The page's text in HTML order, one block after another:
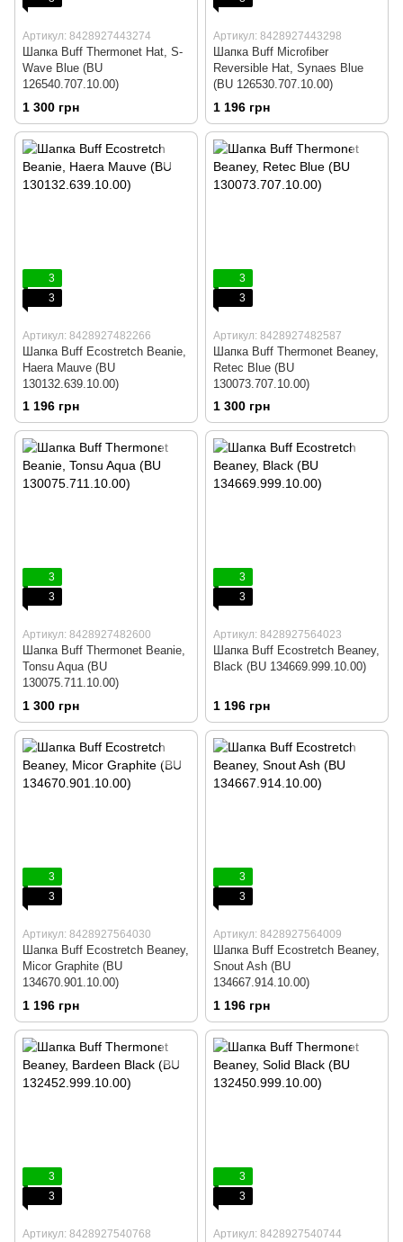
Артикул: 8428927443274
Шапка Buff Thermonet Hat, S-
Wave Blue (BU
126540.707.10.00)
1 300 грн
Артикул: 8428927443298
Шапка Buff Microfiber
Reversible Hat, Synaes Blue
(BU 126530.707.10.00)
1 196 грн
3
3
Артикул: 8428927482266
Шапка Buff Ecostretch Beanie,
Haera Mauve (BU
130132.639.10.00)
1 196 грн
3
3
Артикул: 8428927482587
Шапка Buff Thermonet Beaney,
Retec Blue (BU
130073.707.10.00)
1 300 грн
3
3
Артикул: 8428927482600
Шапка Buff Thermonet Beanie,
Tonsu Aqua (BU
130075.711.10.00)
1 300 грн
3
3
Артикул: 8428927564023
Шапка Buff Ecostretch Beaney,
Black (BU 134669.999.10.00)
1 196 грн
3
3
Артикул: 8428927564030
Шапка Buff Ecostretch Beaney,
Micor Graphite (BU
134670.901.10.00)
1 196 грн
3
3
Артикул: 8428927564009
Шапка Buff Ecostretch Beaney,
Snout Ash (BU
134667.914.10.00)
1 196 грн
3
3
Артикул: 8428927540768
3
3
Артикул: 8428927540744